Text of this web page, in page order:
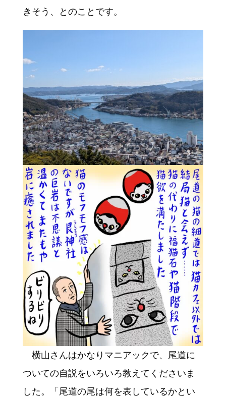
きそう、とのことです。
横山さんはかなりマニアックで、尾道に
ついての自説をいろいろ教えてくださいま
した。「尾道の尾は何を表しているかとい